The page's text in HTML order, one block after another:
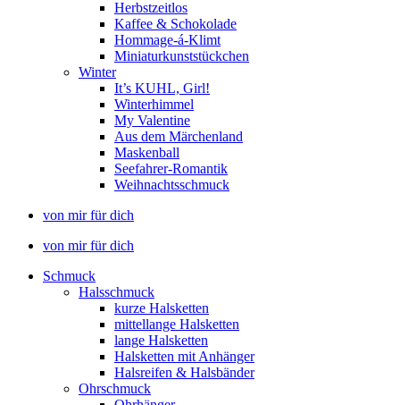
Herbstzeitlos
Kaffee & Schokolade
Hommage-á-Klimt
Miniaturkunststückchen
Winter
It’s KUHL, Girl!
Winterhimmel
My Valentine
Aus dem Märchenland
Maskenball
Seefahrer-Romantik
Weihnachtsschmuck
von mir für dich
von mir für dich
Schmuck
Halsschmuck
kurze Halsketten
mittellange Halsketten
lange Halsketten
Halsketten mit Anhänger
Halsreifen & Halsbänder
Ohrschmuck